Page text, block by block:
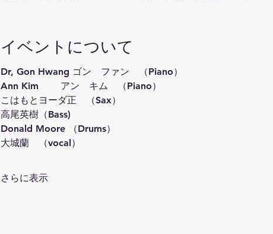
イベントについて
Dr, Gon Hwang ゴン　ファン　（Piano）
Ann Kim 　　アン　キム　（Piano）
こはもとヨーダ正　（Sax）
高尾英樹（Bass)
Donald Moore （Drums）
大城蘭　（vocal）
さらに表示